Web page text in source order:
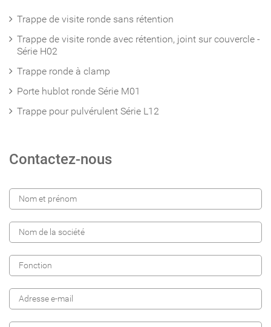
Trappe de visite ronde sans rétention
Trappe de visite ronde avec rétention, joint sur couvercle -
Série H02
Trappe ronde à clamp
Porte hublot ronde Série M01
Trappe pour pulvérulent Série L12
Contactez-nous